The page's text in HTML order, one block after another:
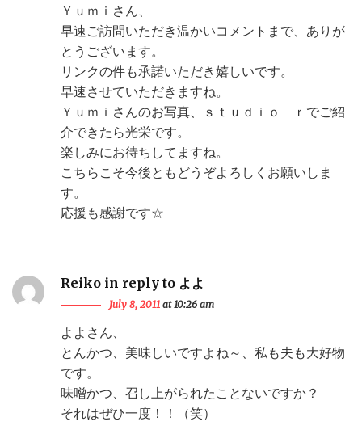
Ｙｕｍｉさん、
早速ご訪問いただき温かいコメントまで、ありが
とうございます。
リンクの件も承諾いただき嬉しいです。
早速させていただきますね。
Ｙｕｍｉさんのお写真、ｓｔｕｄｉｏ ｒでご紹
介できたら光栄です。
楽しみにお待ちしてますね。
こちらこそ今後ともどうぞよろしくお願いしま
す。
応援も感謝です☆
Reiko in reply to よよ
July 8, 2011 at 10:26 am
よよさん、
とんかつ、美味しいですよね～、私も夫も大好物
です。
味噌かつ、召し上がられたことないですか？
それはぜひ一度！！（笑）